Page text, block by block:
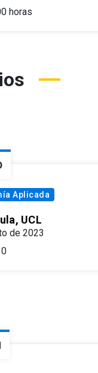
horas
Aplicada
UCL
de 2023